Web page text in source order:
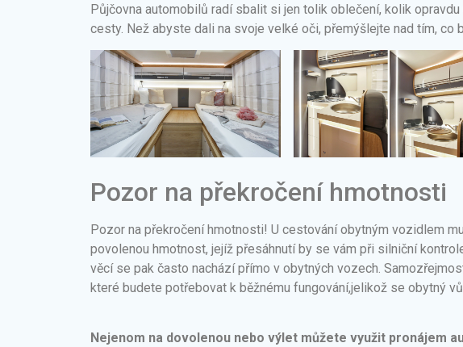
Půjčovna automobilů radí sbalit si jen tolik oblečení, kolik
cesty. Než abyste dali na svoje velké oči, přemýšlejte nad tím, co
Pozor na překročení hmotnosti
Pozor na překročení hmotnosti! U cestování obytným vozidlem
povolenou hmotnost, jejíž přesáhnutí by se vám při silniční
věcí se pak často nachází přímo v obytných vozech.
které budete potřebovat k běžnému fungování,jelikož se obytný
Nejenom na dovolenou nebo výlet můžete využit pronájem